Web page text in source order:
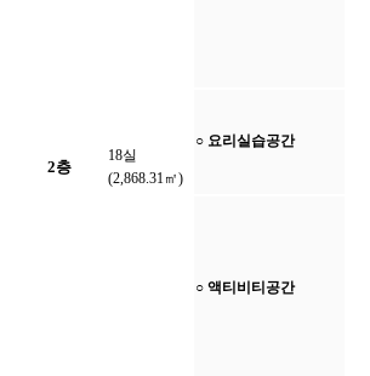
2층
18실
(2,868.31㎡)
○ 요리실습공간
○ 액티비티공간